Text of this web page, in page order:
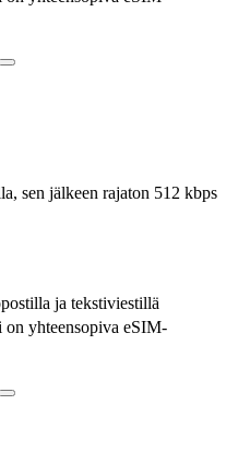
sen jälkeen rajaton 512 kbps
ja tekstiviestillä
on yhteensopiva eSIM-